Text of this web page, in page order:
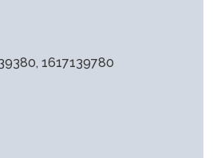
1617139780